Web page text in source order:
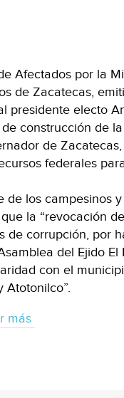
Afectados por la
de Zacatecas,
presidente electo
construcción de
de
federales
de los campesinos
la “revocación
de corrupción, por
del Ejido El
con el
Atotonilco”.
más